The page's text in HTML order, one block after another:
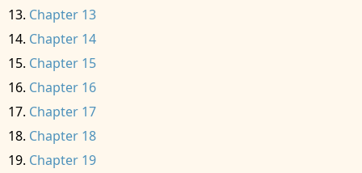
Chapter 13
Chapter 14
Chapter 15
Chapter 16
Chapter 17
Chapter 18
Chapter 19